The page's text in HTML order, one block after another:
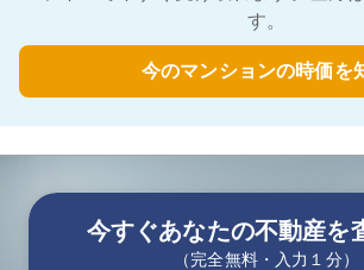
す。
今のマンションの時価を
今すぐあなたの不動産を
（完全無料・入力１分）